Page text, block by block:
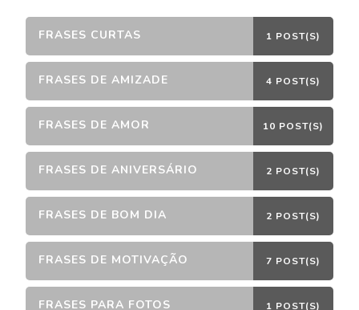
FRASES CURTAS 1 POST(S)
FRASES DE AMIZADE 4 POST(S)
FRASES DE AMOR 10 POST(S)
FRASES DE ANIVERSÁRIO 2 POST(S)
FRASES DE BOM DIA 2 POST(S)
FRASES DE MOTIVAÇÃO 7 POST(S)
FRASES PARA FOTOS 1 POST(S)